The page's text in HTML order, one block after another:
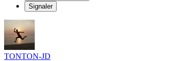
Signaler
TONTON-JD